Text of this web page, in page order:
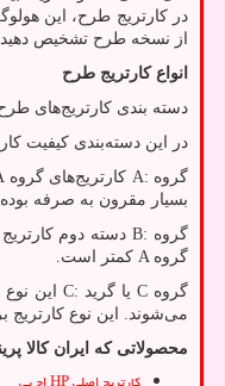
در کارتریج طرح، این
از نسخه طرح تشخیص
انواع کارتریج طرح
دسته بندی کارتریج‌های
در این دسته‌بندی کیفیت
گروه A: کارتریج‌های گروه
بسیار مقرون به صرفه
گروه B: دسته دوم
گروه A کمتر است.
گروه C یا گرید C: این
می‌شوند. این نوع کارتریج
محصولاتی که ایران کالا